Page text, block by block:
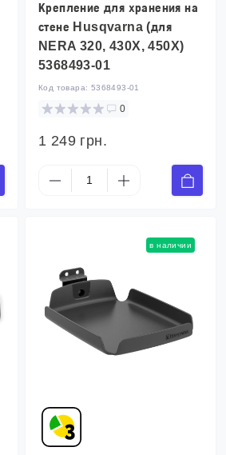
Крепление для хранения на
стене Husqvarna (для
NERA 320, 430X, 450X)
5368493-01
Код товара: 5368493-01
0
1 249 грн.
в наличии